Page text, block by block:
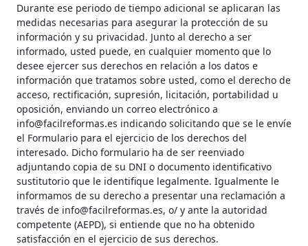
Durante ese periodo de tiempo adicional se aplicaran las
medidas necesarias para asegurar la protección de su
información y su privacidad. Junto al derecho a ser
informado, usted puede, en cualquier momento que lo
desee ejercer sus derechos en relación a los datos e
información que tratamos sobre usted, como el derecho de
acceso, rectificación, supresión, licitación, portabilidad u
oposición, enviando un correo electrónico a
info@facilreformas.es indicando solicitando que se le envíe
el Formulario para el ejercicio de los derechos del
interesado. Dicho formulario ha de ser reenviado
adjuntando copia de su DNI o documento identificativo
sustitutorio que le identifique legalmente. Igualmente le
informamos de su derecho a presentar una reclamación a
través de info@facilreformas.es, o/ y ante la autoridad
competente (AEPD), si entiende que no ha obtenido
satisfacción en el ejercicio de sus derechos.